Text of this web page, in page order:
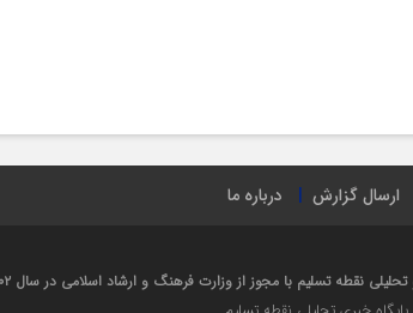
ارسال گزارش درباره ما
نقطه تسلیم با مجوز از وزارت فرهنگ و ارشاد اسلامی در سال ۱۴۰۲ راه اندازی شد.